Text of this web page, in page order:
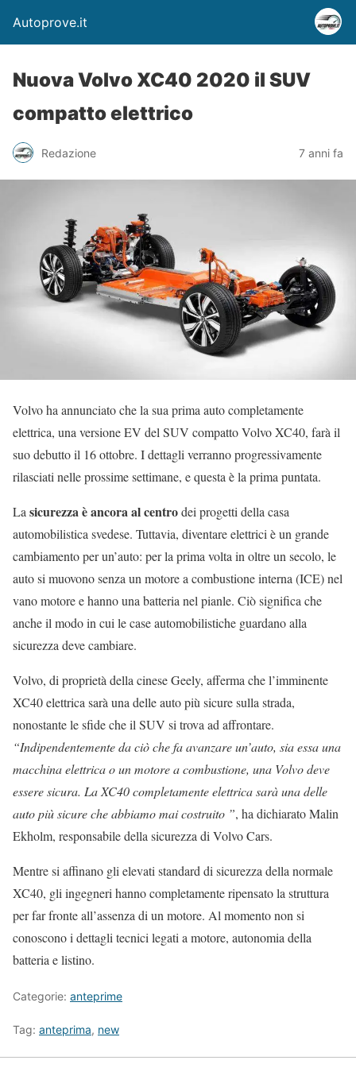
Autoprove.it
Nuova Volvo XC40 2020 il SUV
compatto elettrico
Redazione 7 anni fa
Volvo ha annunciato che la sua prima auto completamente
elettrica, una versione EV del SUV compatto Volvo XC40, farà il
suo debutto il 16 ottobre. I dettagli verranno progressivamente
rilasciati nelle prossime settimane, e questa è la prima puntata.
Lasicurezza è ancora al centrodei progetti della casa
automobilistica svedese. Tuttavia, diventare elettrici è un grande
cambiamento per un’auto: per la prima volta in oltre un secolo, le
auto si muovono senza un motore a combustione interna (ICE) nel
vano motore e hanno una batteria nel pianle. Ciò significa che
anche il modo in cui le case automobilistiche guardano alla
sicurezza deve cambiare.
Volvo, di proprietà della cinese Geely, afferma che l’imminente
XC40 elettrica sarà una delle auto più sicure sulla strada,
nonostante le sfide che il SUV si trova ad affrontare.
“Indipendentemente da ciò che fa avanzare un’auto, sia essa una
macchina elettrica o un motore a combustione, una Volvo deve
essere sicura. La XC40 completamente elettrica sarà una delle
auto più sicure che abbiamo mai costruito ”, ha dichiarato Malin
Ekholm, responsabile della sicurezza di Volvo Cars.
Mentre si affinano gli elevati standard di sicurezza della normale
XC40, gli ingegneri hanno completamente ripensato la struttura
per far fronte all’assenza di un motore. Al momento non si
conoscono i dettagli tecnici legati a motore, autonomia della
batteria e listino.
Categorie: anteprime
Tag: anteprima, new